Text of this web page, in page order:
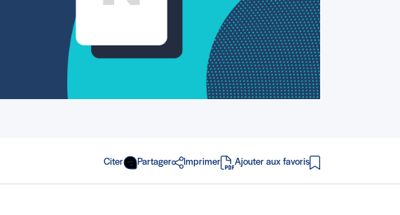
Citer Partager Imprimer
en PDF
Ajouter aux favoris